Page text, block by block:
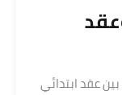
عقد ابتدائي